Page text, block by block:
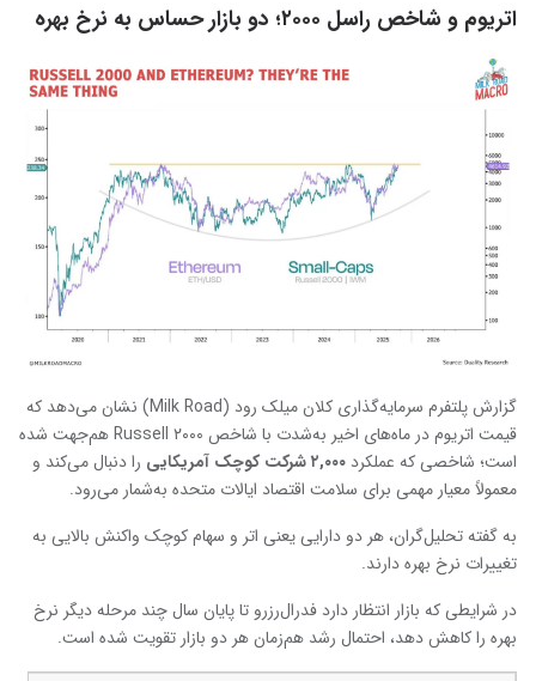
اتریوم و شاخص راسل ۲۰۰۰؛ دو بازار حساس به نرخ بهره
گزارش پلتفرم سرمایه‌گذاری کلان میلک رود (Milk Road) نشان می‌دهد که
قیمت اتریوم در ماه‌های اخیر به‌شدت با شاخص Russell ۲۰۰۰ هم‌جهت شده
است؛ شاخصی که عملکرد ۲,۰۰۰شرکت کوچک آمریکایی را دنبال می‌کند و
معمولاً معیار مهمی برای سلامت اقتصاد ایالات متحده به‌شمار می‌رود.
به گفته تحلیل‌گران، هر دو دارایی یعنی اتر و سهام کوچک واکنش بالایی به
تغییرات نرخ بهره دارند.
در شرایطی که بازار انتظار دارد فدرال‌رزرو تا پایان سال چند مرحله دیگر نرخ
بهره را کاهش دهد، احتمال رشد هم‌زمان هر دو بازار تقویت شده است.